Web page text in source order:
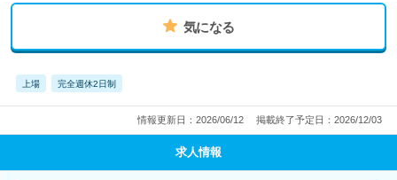
気になる
上場 完全週休2日制
情報更新日：2026/06/12 掲載終了予定日：2026/12/03
求人情報